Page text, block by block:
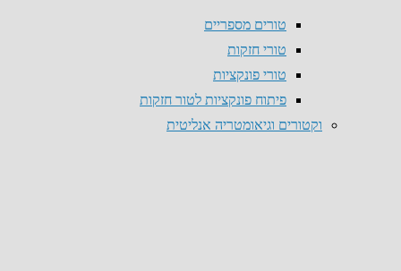
טורים מספריים
טורי חזקות
טורי פונקציות
פיתוח פונקציות לטור חזקות
וקטורים וגיאומטריה אנליטית